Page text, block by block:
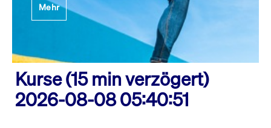
Mehr
Kurse (15 min verzögert)
2026-08-08 05:40:51